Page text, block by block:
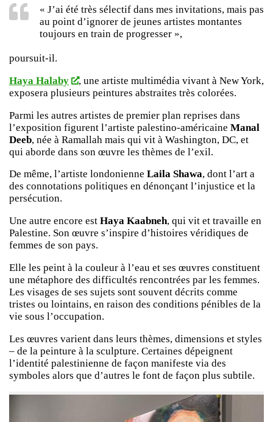
« J’ai été très sélectif dans mes invitations, mais pas
au point d’ignorer de jeunes artistes montantes
toujours en train de progresser »,
poursuit-il.
Haya Halaby
, une artiste multimédia vivant à New York,
exposera plusieurs peintures abstraites très colorées.
Parmi les autres artistes de premier plan reprises dans
l’exposition figurent l’artiste palestino-américaine Manal
Deeb, née à Ramallah mais qui vit à Washington, DC, et
qui aborde dans son œuvre les thèmes de l’exil.
De même, l’artiste londonienne Laila Shawa, dont l’art a
des connotations politiques en dénonçant l’injustice et la
persécution.
Une autre encore est Haya Kaabneh, qui vit et travaille en
Palestine. Son œuvre s’inspire d’histoires véridiques de
femmes de son pays.
Elle les peint à la couleur à l’eau et ses œuvres constituent
une métaphore des difficultés rencontrées par les femmes.
Les visages de ses sujets sont souvent décrits comme
tristes ou lointains, en raison des conditions pénibles de la
vie sous l’occupation.
Les œuvres varient dans leurs thèmes, dimensions et styles
– de la peinture à la sculpture. Certaines dépeignent
l’identité palestinienne de façon manifeste via des
symboles alors que d’autres le font de façon plus subtile.